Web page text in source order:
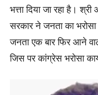
भत्ता दिया जा रहा है।
सरकार ने जनता का भरोसा
जनता एक बार फिर आने
जिस पर कांग्रेस भरोसा